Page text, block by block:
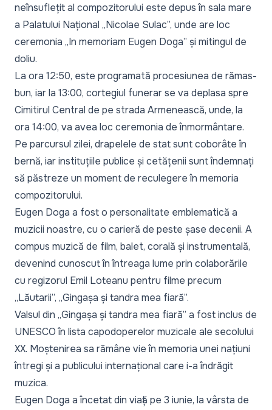
neînsuflețit al compozitorului este depus în sala mare
a Palatului Național „Nicolae Sulac”, unde are loc
ceremonia „In memoriam Eugen Doga” și mitingul de
doliu.
La ora 12:50, este programată procesiunea de rămas-
bun, iar la 13:00, cortegiul funerar se va deplasa spre
Cimitirul Central de pe strada Armenească, unde, la
ora 14:00, va avea loc ceremonia de înmormântare.
Pe parcursul zilei, drapelele de stat sunt coborâte în
bernă, iar instituțiile publice și cetățenii sunt îndemnați
să păstreze un moment de reculegere în memoria
compozitorului.
Eugen Doga a fost o personalitate emblematică a
muzicii noastre, cu o carieră de peste șase decenii. A
compus muzică de film, balet, corală și instrumentală,
devenind cunoscut în întreaga lume prin colaborările
cu regizorul Emil Loteanu pentru filme precum
„Lăutarii”, „Gingașa și tandra mea fiară”.
Valsul din „Gingașa și tandra mea fiară” a fost inclus de
UNESCO în lista capodoperelor muzicale ale secolului
XX. Moștenirea sa rămâne vie în memoria unei națiuni
întregi și a publicului internațional care i-a îndrăgit
muzica.
Eugen Doga a încetat din viață pe 3 iunie, la vârsta de